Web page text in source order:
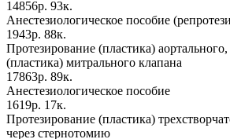
14856р. 93к.
Анестезиологическое пособие
1943р. 88к.
Протезирование (пластика)
(пластика) митрального клапана
17863р. 89к.
Анестезиологическое пособие
1619р. 17к.
Протезирование (пластика)
через стернотомию